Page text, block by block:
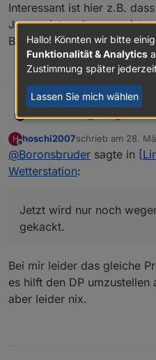
2026-03 -27 19:36:35.131
Interessant ist hier z.B.
Javascripts mit rum weint...
Bin jetzt mal wieder
Boronsbruder@sborg
Heute gab es
3.0.7...
2026-03-27
2026-03-27
2026-03-27
2026-03-27
2026-03-
2026-03-27
2026-03-
H
Offline
hoschi2007schrieb am 28.
zuletzt editiert von
@Boronsbruder sagte in
Wetterstation:
Jetzt wird nur noch
gekackt.
Bei mir leider das gleiche
es hilft den DP
aber leider nix.
Hallo! Könnten wir bitte
Funktionalität & Analytics
Zustimmung später
Lassen Sie mich wählen